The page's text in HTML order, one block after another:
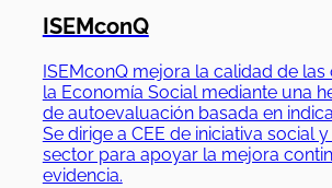
ISEMconQ
ISEMconQ mejora la calidad de
la Economía Social mediante una
de autoevaluación basada en
Se dirige a CEE de iniciativa social
sector para apoyar la mejora
evidencia.